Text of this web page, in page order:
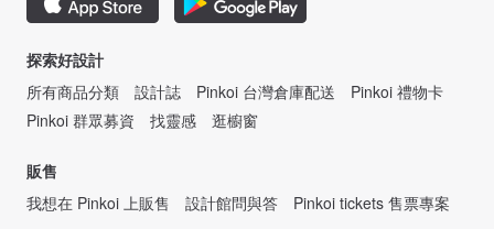
探索好設計
所有商品分類
設計誌 Pinkoi 台灣倉庫配送
Pinkoi 禮物卡
Pinkoi 群眾募資
找靈感 逛櫥窗
販售
我想在 Pinkoi 上販售
設計館問與答 Pinkoi tickets 售票專案